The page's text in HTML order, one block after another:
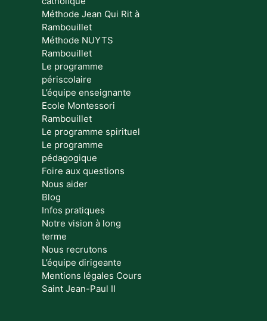
Méthode Jean Qui Rit à
Rambouillet
Méthode NUYTS
Rambouillet
Le programme
périscolaire
L’équipe enseignante
Ecole Montessori
Rambouillet
Le programme spirituel
Le programme
pédagogique
Foire aux questions
Nous aider
Blog
Infos pratiques
Notre vision à long
terme
Nous recrutons
L’équipe dirigeante
Mentions légales Cours
Saint Jean-Paul II